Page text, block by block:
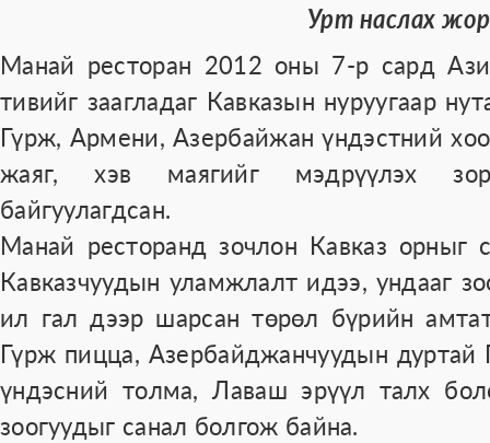
Урт наслах жор
Манай ресторан 2012 оны 7-р сард
тивийг заагладаг Кавказын нуруугаар
Гүрж, Армени, Азербайжан үндэстний
жаяг, хэв маягийг мэдрүүлэх
байгуулагдсан.
Манай ресторанд зочлон Кавказ орныг
Кавказчуудын уламжлалт идээ, ундааг
ил гал дээр шарсан төрөл бүрийн
Гүрж пицца, Азербайджанчуудын
үндэсний толма, Лаваш эрүүл талх
зоогуудыг санал болгож байна.